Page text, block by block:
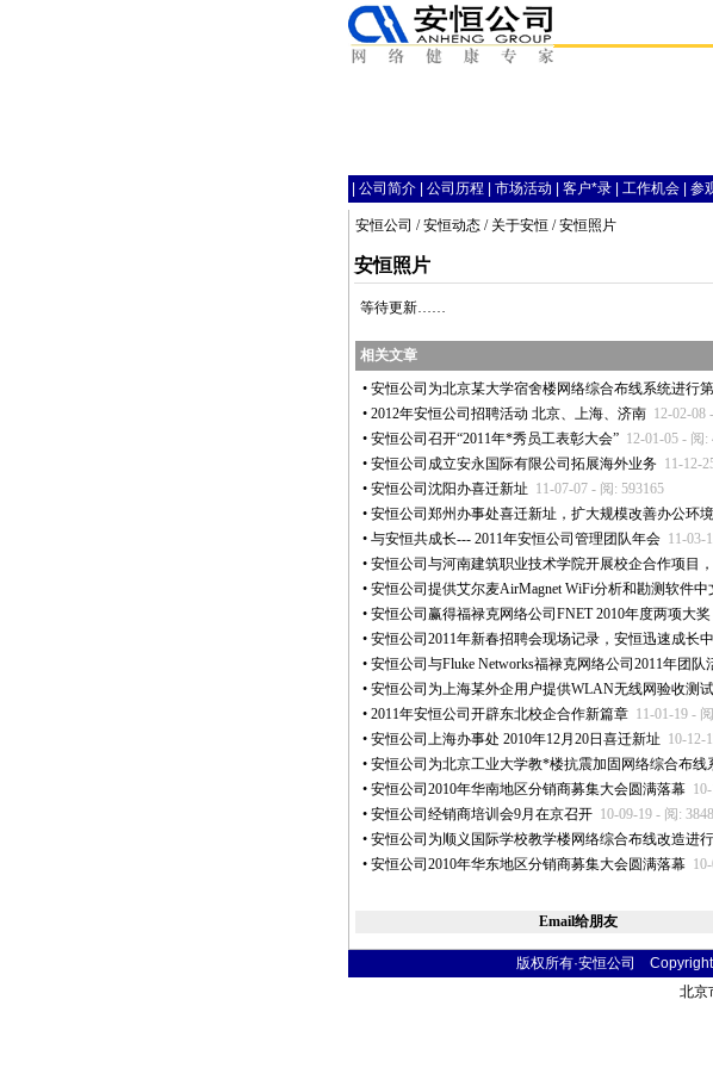
公司简介 公司历程 市场活动 客户*录 工作机会 参
安恒公司 /安恒动态 / 关于安恒 / 安恒照片
安恒照片
等待更新……
相关文章
• 安恒公司为北京某大学宿舍楼网络综合布线系统进行
• 2012年安恒公司招聘活动 北京、上海、济南 12-02-08
• 安恒公司召开“2011年*秀员工表彰大会” 12-01-05 - 阅:
• 安恒公司成立安永国际有限公司拓展海外业务 11-12-
• 安恒公司沈阳办喜迁新址 11-07-07 - 阅: 593165
• 安恒公司郑州办事处喜迁新址，扩大规模改善办公环境
• 与安恒共成长--- 2011年安恒公司管理团队年会 11-03-
• 安恒公司与河南建筑职业技术学院开展校企合作项目
• 安恒公司提供艾尔麦AirMagnet WiFi分析和勘测软件
• 安恒公司赢得福禄克网络公司FNET 2010年度两项大奖
• 安恒公司2011年新春招聘会现场记录，安恒迅速成长中
• 安恒公司与Fluke Networks福禄克网络公司2011年团队
• 安恒公司为上海某外企用户提供WLAN无线网验收测试
• 2011年安恒公司开辟东北校企合作新篇章 11-01-19 -
• 安恒公司上海办事处 2010年12月20日喜迁新址 10-12-
• 安恒公司为北京工业大学教*楼抗震加固网络综合布线
• 安恒公司2010年华南地区分销商募集大会圆满落幕
• 安恒公司经销商培训会9月在京召开 10-09-19 - 阅:
• 安恒公司为顺义国际学校教学楼网络综合布线改造进
• 安恒公司2010年华东地区分销商募集大会圆满落幕
Email给朋友
版权所有·安恒公司
北京